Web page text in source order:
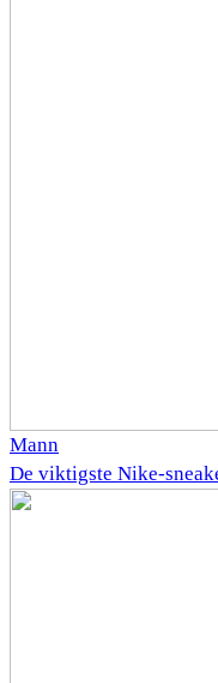
Mann
De viktigste Nike-